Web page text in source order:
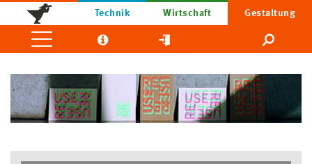
Technik Wirtschaft Gestaltung